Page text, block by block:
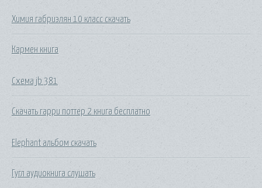
Химия габриэлян 10 класс скачать
Кармен книга
Схема jb 381
Скачать гарри поттер 2 книга бесплатно
Elephant альбом скачать
Гугл аудиокнига слушать